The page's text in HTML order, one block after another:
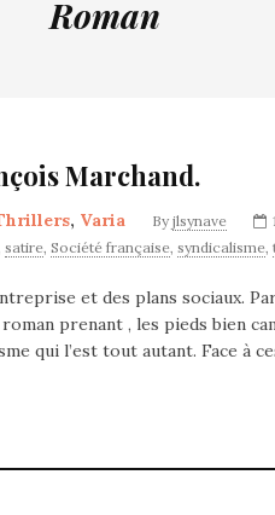
Roman
Marchand.
, Varia By jlsynave
satire, Société française, syndicalisme,
et des plans sociaux.
prenant , les pieds bien
qui l’est tout autant. Face à